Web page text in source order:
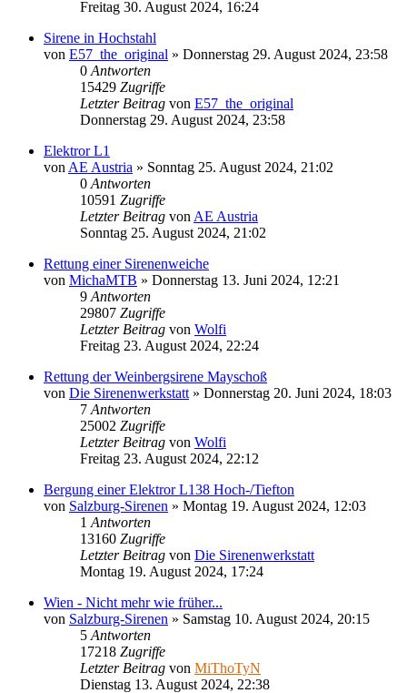
Freitag 30. August 2024, 16:24
Sirene in Hochstahl
von E57_the_original » Donnerstag 29. August 2024, 23:58
0 Antworten
15429 Zugriffe
Letzter Beitrag von E57_the_original
Donnerstag 29. August 2024, 23:58
Elektror L1
von AE Austria » Sonntag 25. August 2024, 21:02
0 Antworten
10591 Zugriffe
Letzter Beitrag von AE Austria
Sonntag 25. August 2024, 21:02
Rettung einer Sirenenweiche
von MichaMTB » Donnerstag 13. Juni 2024, 12:21
9 Antworten
29807 Zugriffe
Letzter Beitrag von Wolfi
Freitag 23. August 2024, 22:24
Rettung der Weinbergsirene Mayschoß
von Die Sirenenwerkstatt » Donnerstag 20. Juni 2024, 18:03
7 Antworten
25002 Zugriffe
Letzter Beitrag von Wolfi
Freitag 23. August 2024, 22:12
Bergung einer Elektror L138 Hoch-/Tiefton
von Salzburg-Sirenen » Montag 19. August 2024, 12:03
1 Antworten
13160 Zugriffe
Letzter Beitrag von Die Sirenenwerkstatt
Montag 19. August 2024, 17:24
Wien - Nicht mehr wie früher...
von Salzburg-Sirenen » Samstag 10. August 2024, 20:15
5 Antworten
17218 Zugriffe
Letzter Beitrag von MiThoTyN
Dienstag 13. August 2024, 22:38